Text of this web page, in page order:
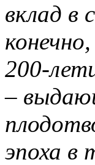
вклад в
200-
–
эпоха в